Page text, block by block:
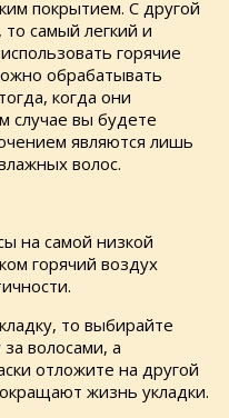
покрытием. С другой
самый легкий и
горячие
обрабатывать
когда они
случае вы будете
являются лишь
волос.
на самой низкой
горячий воздух
то выбирайте
волосами, а
отложите на другой
жизнь укладки.